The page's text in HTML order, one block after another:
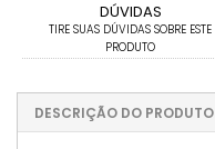
DÚVIDAS
TIRE SUAS DÚVIDAS SOBRE ESTE
PRODUTO
DESCRIÇÃO DO PRODUTO